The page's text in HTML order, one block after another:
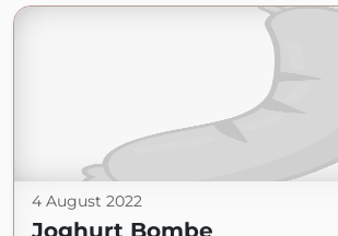
4 August 2022